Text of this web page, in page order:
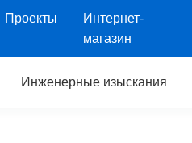
Проекты
Интернет-
магазин
Инженерные изыскания